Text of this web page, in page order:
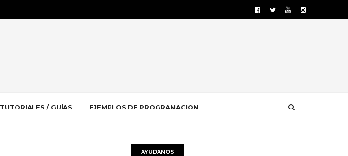
TUTORIALES / GUÍAS EJEMPLOS DE PROGRAMACION
AYUDANOS